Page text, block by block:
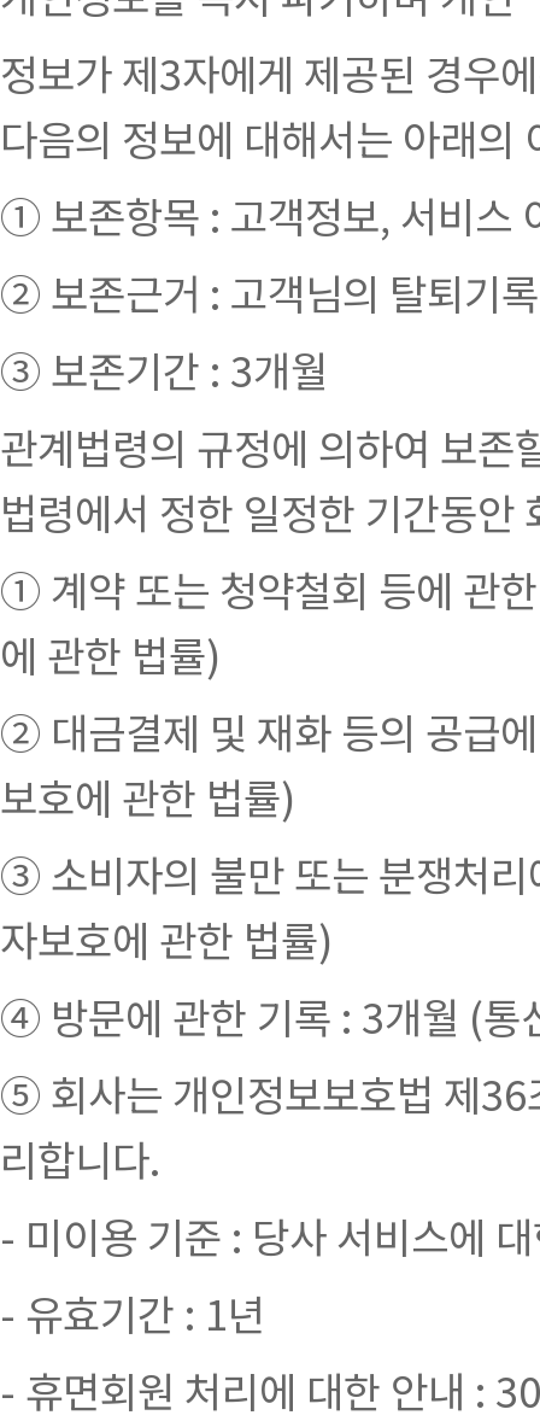
정보가 제3자에게 제공된 경우
다음의 정보에 대해서는 아래의
① 보존항목 : 고객정보, 서비스
② 보존근거 : 고객님의 탈퇴기
③ 보존기간 : 3개월
관계법령의 규정에 의하여 보존
법령에서 정한 일정한 기간동안
① 계약 또는 청약철회 등에 관
에 관한 법률)
② 대금결제 및 재화 등의 공급
보호에 관한 법률)
③ 소비자의 불만 또는 분쟁처
자보호에 관한 법률)
④ 방문에 관한 기록 : 3개월 (통
⑤ 회사는 개인정보보호법 제36
리합니다.
- 미이용 기준 : 당사 서비스에
- 유효기간 : 1년
- 휴면회원 처리에 대한 안내 :